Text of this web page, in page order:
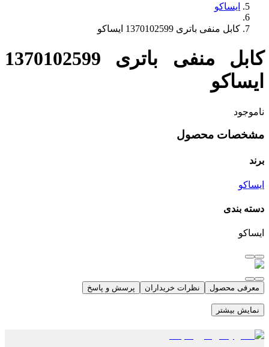
ایساکو
کابل منفی باتری 1370102599 ایساکو
کابل منفی باتری 1370102599
ایساکو
ناموجود
مشخصات محصول
برند
ایساکو
دسته بندی
ایساکو
معرفی محصول نظرات خریداران پرسش و پاسخ
نمایش بیشتر